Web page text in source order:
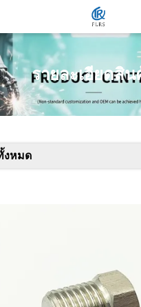
รายละเอียดสิน
งหมด